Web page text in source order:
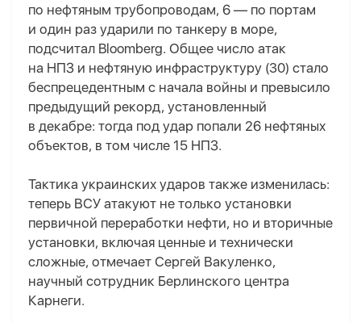
по нефтяным трубопроводам, 6 — по портам
и один раз ударили по танкеру в море,
подсчитал Bloomberg. Общее число атак
на НПЗ и нефтяную инфраструктуру (30) стало
беспрецедентным с начала войны и превысило
предыдущий рекорд, установленный
в декабре: тогда под удар попали 26 нефтяных
объектов, в том числе 15 НПЗ.
Тактика украинских ударов также изменилась:
теперь ВСУ атакуют не только установки
первичной переработки нефти, но и вторичные
установки, включая ценные и технически
сложные, отмечает Сергей Вакуленко,
научный сотрудник Берлинского центра
Карнеги.